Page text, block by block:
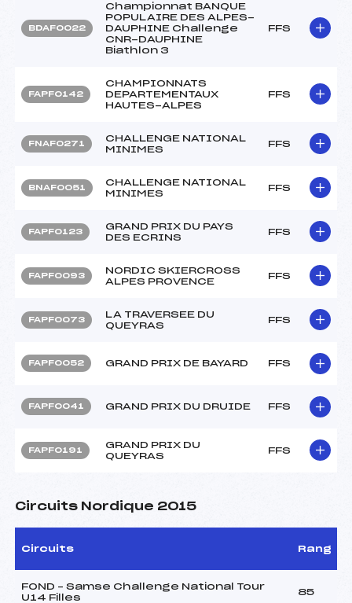
BDAF0022
Championnat BANQUE
POPULAIRE DES ALPES-
DAUPHINE Challenge
CNR-DAUPHINE
Biathlon 3
FFS
FAPF0142
CHAMPIONNATS
DEPARTEMENTAUX
HAUTES-ALPES
FFS
FNAF0271
CHALLENGE NATIONAL
MINIMES
FFS
BNAF0051
CHALLENGE NATIONAL
MINIMES
FFS
FAPF0123
GRAND PRIX DU PAYS
DES ECRINS
FFS
FAPF0093
NORDIC SKIERCROSS
ALPES PROVENCE
FFS
FAPF0073
LA TRAVERSEE DU
QUEYRAS
FFS
FAPF0052 GRAND PRIX DE BAYARD FFS
FAPF0041 GRAND PRIX DU DRUIDE FFS
FAPF0191
GRAND PRIX DU
QUEYRAS
FFS
Circuits Nordique 2015
Circuits Rang
FOND – Samse Challenge National Tour
U14 Filles
85